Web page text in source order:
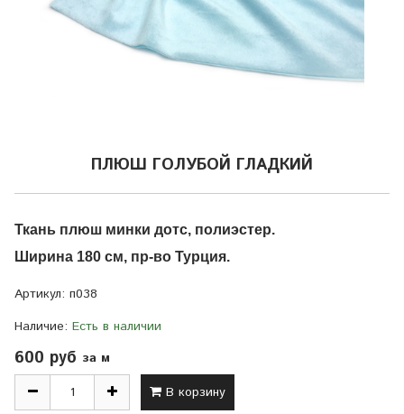
ПЛЮШ ГОЛУБОЙ ГЛАДКИЙ
Ткань плюш минки дотс, полиэстер.
Ширина 180 см, пр-во Турция.
Артикул: п038
Наличие: Есть в наличии
600 руб за м
В корзину